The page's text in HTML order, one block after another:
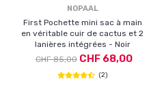
NOPAAL
First Pochette mini sac à main
en véritable cuir de cactus et 2
lanières intégrées - Noir
CHF 85,00 CHF 68,00
(2)